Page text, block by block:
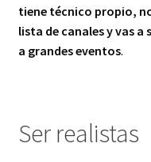
tiene técnico propio,
lista de canales y vas
a grandes eventos.
Ser realistas